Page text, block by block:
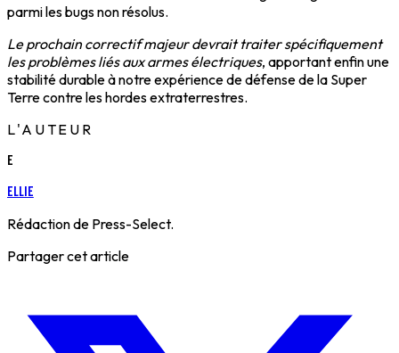
parmi les bugs non résolus.
Le prochain correctif majeur devrait traiter spécifiquement
les problèmes liés aux armes électriques, apportant enfin une
stabilité durable à notre expérience de défense de la Super
Terre contre les hordes extraterrestres.
L'AUTEUR
E
Ellie
Rédaction de Press-Select.
Partager cet article